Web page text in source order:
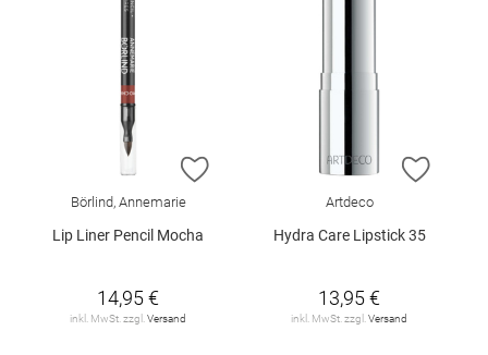
ZUR WUNSCHLISTE HINZUFÜGEN
Börlind, Annemarie
Lip Liner Pencil Mocha
14,95 €
inkl. MwSt. zzgl.Versand
ZUR
Artdeco
Hydra Care Lipstick 35
13,95 €
inkl. MwSt. zzgl.Versand